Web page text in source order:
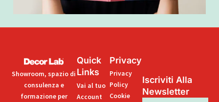
Showroom, spazio di
consulenza e
formazione per
Quick
Links
Vai al tuo
Account
Privacy
Privacy
Policy
Cookie
Iscriviti Alla
Newsletter